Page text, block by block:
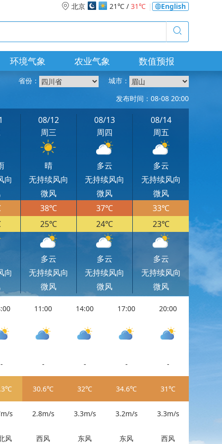
北京 21℃ / 31℃ English
环境气象 农业气象 数值预报
省份： 城市：
发布时间：08-08 20:00
向
向
08/12
周三
晴
无持续风向
微风
38℃
25℃
多云
无持续风向
微风
08/13
周四
多云
无持续风向
微风
37℃
24℃
多云
无持续风向
微风
08/14
周五
多云
无持续风向
微风
33℃
23℃
多云
无持续风向
微风
-
s
风
11:00
-
30.6℃
2.8m/s
西风
14:00
-
32℃
3.3m/s
东风
17:00
-
34.6℃
3.2m/s
东风
20:00
-
31℃
3.3m/s
西风